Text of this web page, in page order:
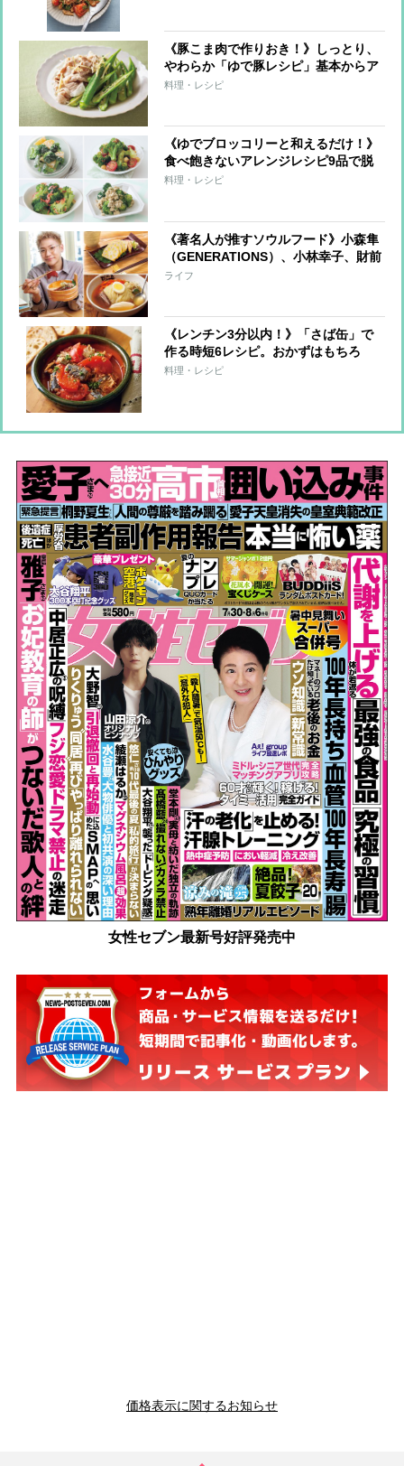
《豚こま肉で作りおき！》しっとり、
やわらか「ゆで豚レシピ」基本からア
レンジまで全9レシピ
料理・レシピ
《ゆでブロッコリーと和えるだけ！》
食べ飽きないアレンジレシピ9品で脱
マンネリ！
料理・レシピ
《著名人が推すソウルフード》小森隼
（GENERATIONS）、小林幸子、財前
直見らが愛する味は？お店やお取り寄
ライフ
《レンチン3分以内！》「さば缶」で
作る時短6レシピ。おかずはもちろ
ん、サンドもごはん系もおまかせ！
料理・レシピ
女性セブン最新号好評発売中
価格表示に関するお知らせ